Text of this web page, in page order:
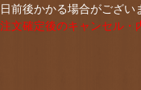
日前後かかる場合がござい
注文確定後のキャンセル・